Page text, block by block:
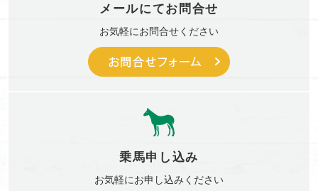
メールにてお問合せ
お気軽にお問合せください
乗馬申し込み
お気軽にお申し込みください